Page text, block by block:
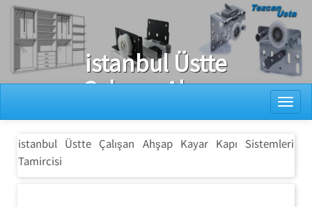
Ray Dolap Tamiri
istanbul Üstte
Çalışan Ahşap
Kayar Kapı
Sistemleri
istanbul Üstte Çalışan Ahşap Kayar Kapı Sistemleri
Tamircisi